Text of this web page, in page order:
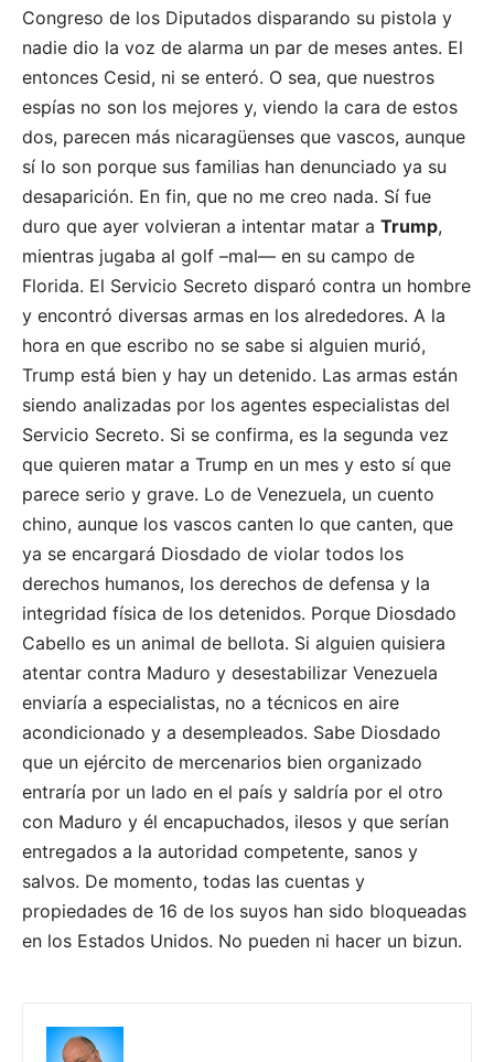
Congreso de los Diputados disparando su pistola y
nadie dio la voz de alarma un par de meses antes. El
entonces Cesid, ni se enteró. O sea, que nuestros
espías no son los mejores y, viendo la cara de estos
dos, parecen más nicaragüenses que vascos, aunque
sí lo son porque sus familias han denunciado ya su
desaparición. En fin, que no me creo nada. Sí fue
duro que ayer volvieran a intentar matar a Trump,
mientras jugaba al golf –mal— en su campo de
Florida. El Servicio Secreto disparó contra un hombre
y encontró diversas armas en los alrededores. A la
hora en que escribo no se sabe si alguien murió,
Trump está bien y hay un detenido. Las armas están
siendo analizadas por los agentes especialistas del
Servicio Secreto. Si se confirma, es la segunda vez
que quieren matar a Trump en un mes y esto sí que
parece serio y grave. Lo de Venezuela, un cuento
chino, aunque los vascos canten lo que canten, que
ya se encargará Diosdado de violar todos los
derechos humanos, los derechos de defensa y la
integridad física de los detenidos. Porque Diosdado
Cabello es un animal de bellota. Si alguien quisiera
atentar contra Maduro y desestabilizar Venezuela
enviaría a especialistas, no a técnicos en aire
acondicionado y a desempleados. Sabe Diosdado
que un ejército de mercenarios bien organizado
entraría por un lado en el país y saldría por el otro
con Maduro y él encapuchados, ilesos y que serían
entregados a la autoridad competente, sanos y
salvos. De momento, todas las cuentas y
propiedades de 16 de los suyos han sido bloqueadas
en los Estados Unidos. No pueden ni hacer un bizun.